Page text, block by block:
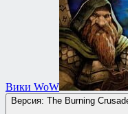
Вики WoW
Версия: The Burning